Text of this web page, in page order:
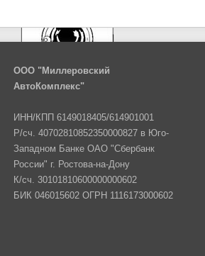
ООО "Миллеровский
АвтоКомплекс"
ИНН/КПП 6149018405/614901001
Р/сч. 40702810852350000827 в Юго-
Западном Банке ОАО "Сбербанк
России" г. Ростова-на-Дону
К/сч. 30101810600000000602
БИК 046015602 ОГРН 1116173000602